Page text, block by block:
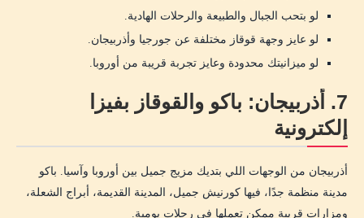
لو بتحب الجبال والطبيعة والرحلات الهادية.
لو عايز وجهة قوقاز مختلفة عن جورجيا وأذربيجان.
لو ميزانيتك محدودة وعايز تجربة قريبة من أوروبا.
7. أذربيجان: باكو والقوقاز بفيزا
إلكترونية
أذربيجان من الوجهات اللي بتديك مزيج جميل بين أوروبا وآسيا. باكو
مدينة منظمة جدًا، فيها كورنيش جميل، المدينة القديمة، أبراج الشعلة،
ومزارات قريبة ممكن تعملها في رحلات يومية.